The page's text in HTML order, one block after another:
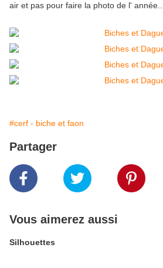
air et pas pour faire la photo de l'
#cerf - biche et faon
Partager
Vous aimerez aussi
Silhouettes